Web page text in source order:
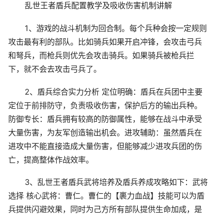
乱世王者盾兵配置教学及吸收伤害机制讲解
1、游戏的战斗机制为回合制。每个兵种会按一定规则
攻击最有利的部队。比如骑兵如果开启冲锋，会攻击弓兵
和弩兵，而枪兵则优先会攻击骑兵。如果骑兵被枪兵拦
下，就不会去攻击弓兵了。
2、盾兵综合实力分析 定位明确：盾兵在兵团中主要
定位于前排防守，负责吸收伤害，保护后方的输出兵种。
防御专长：盾兵拥有较高的防御属性，能够在战斗中承受
大量伤害，为友军创造输出机会。进攻辅助：虽然盾兵在
进攻中不能直接造成大量伤害，但能够减少进攻兵团的伤
亡，提高整体作战效率。
3、乱世王者盾兵武将培养及盾兵养成攻略如下：武将
选择 核心武将：曹仁。曹仁的【裹力血战】技能可以为盾
兵提供闪避效果，同时为己方所有部队提供生命加成，是